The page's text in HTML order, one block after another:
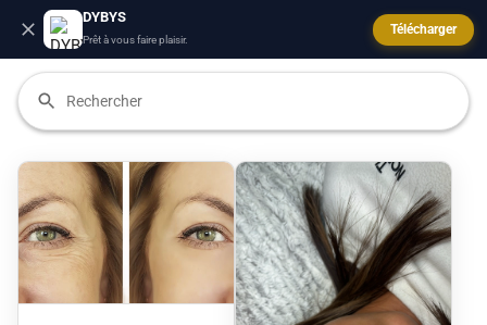
DYBYS
Prêt à vous faire plaisir.
Télécharger